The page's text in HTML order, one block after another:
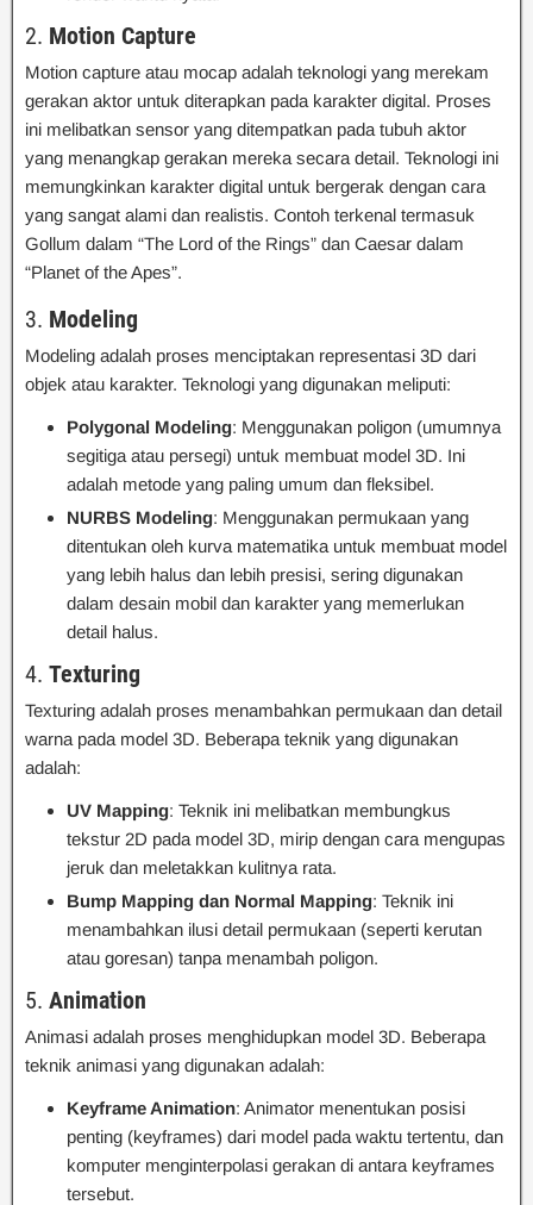
2. Motion Capture
Motion capture atau mocap adalah teknologi yang merekam
gerakan aktor untuk diterapkan pada karakter digital. Proses
ini melibatkan sensor yang ditempatkan pada tubuh aktor
yang menangkap gerakan mereka secara detail. Teknologi ini
memungkinkan karakter digital untuk bergerak dengan cara
yang sangat alami dan realistis. Contoh terkenal termasuk
Gollum dalam “The Lord of the Rings” dan Caesar dalam
“Planet of the Apes”.
3. Modeling
Modeling adalah proses menciptakan representasi 3D dari
objek atau karakter. Teknologi yang digunakan meliputi:
Polygonal Modeling: Menggunakan poligon (umumnya
segitiga atau persegi) untuk membuat model 3D. Ini
adalah metode yang paling umum dan fleksibel.
NURBS Modeling: Menggunakan permukaan yang
ditentukan oleh kurva matematika untuk membuat model
yang lebih halus dan lebih presisi, sering digunakan
dalam desain mobil dan karakter yang memerlukan
detail halus.
4. Texturing
Texturing adalah proses menambahkan permukaan dan detail
warna pada model 3D. Beberapa teknik yang digunakan
adalah:
UV Mapping: Teknik ini melibatkan membungkus
tekstur 2D pada model 3D, mirip dengan cara mengupas
jeruk dan meletakkan kulitnya rata.
Bump Mapping dan Normal Mapping: Teknik ini
menambahkan ilusi detail permukaan (seperti kerutan
atau goresan) tanpa menambah poligon.
5. Animation
Animasi adalah proses menghidupkan model 3D. Beberapa
teknik animasi yang digunakan adalah:
Keyframe Animation: Animator menentukan posisi
penting (keyframes) dari model pada waktu tertentu, dan
komputer menginterpolasi gerakan di antara keyframes
tersebut.